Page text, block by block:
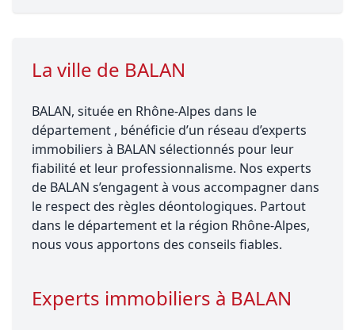
La ville de BALAN
BALAN, située en Rhône-Alpes dans le
département , bénéficie d’un réseau d’experts
immobiliers à BALAN sélectionnés pour leur
fiabilité et leur professionnalisme. Nos experts
de BALAN s’engagent à vous accompagner dans
le respect des règles déontologiques. Partout
dans le département et la région Rhône-Alpes,
nous vous apportons des conseils fiables.
Experts immobiliers à BALAN